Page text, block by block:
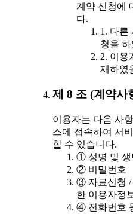
계약 신청에
다.
1. 다른
청을 하
2. 이용
재하였
제 8 조 (계약사
이용자는 다음 사
스에 접속하여 서
할 수 있습니다.
① 성명 및 생
② 비밀번호
③ 자료신청 /
한 이용자정
④ 전화번호